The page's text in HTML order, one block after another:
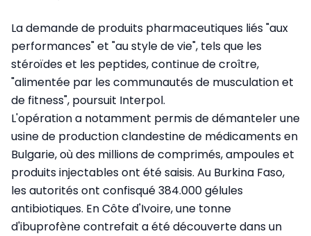
La demande de produits pharmaceutiques liés "aux
performances" et "au style de vie", tels que les
stéroïdes et les peptides, continue de croître,
"alimentée par les communautés de musculation et
de fitness", poursuit Interpol.
L'opération a notamment permis de démanteler une
usine de production clandestine de médicaments en
Bulgarie, où des millions de comprimés, ampoules et
produits injectables ont été saisis. Au Burkina Faso,
les autorités ont confisqué 384.000 gélules
antibiotiques. En Côte d'Ivoire, une tonne
d'ibuprofène contrefait a été découverte dans un